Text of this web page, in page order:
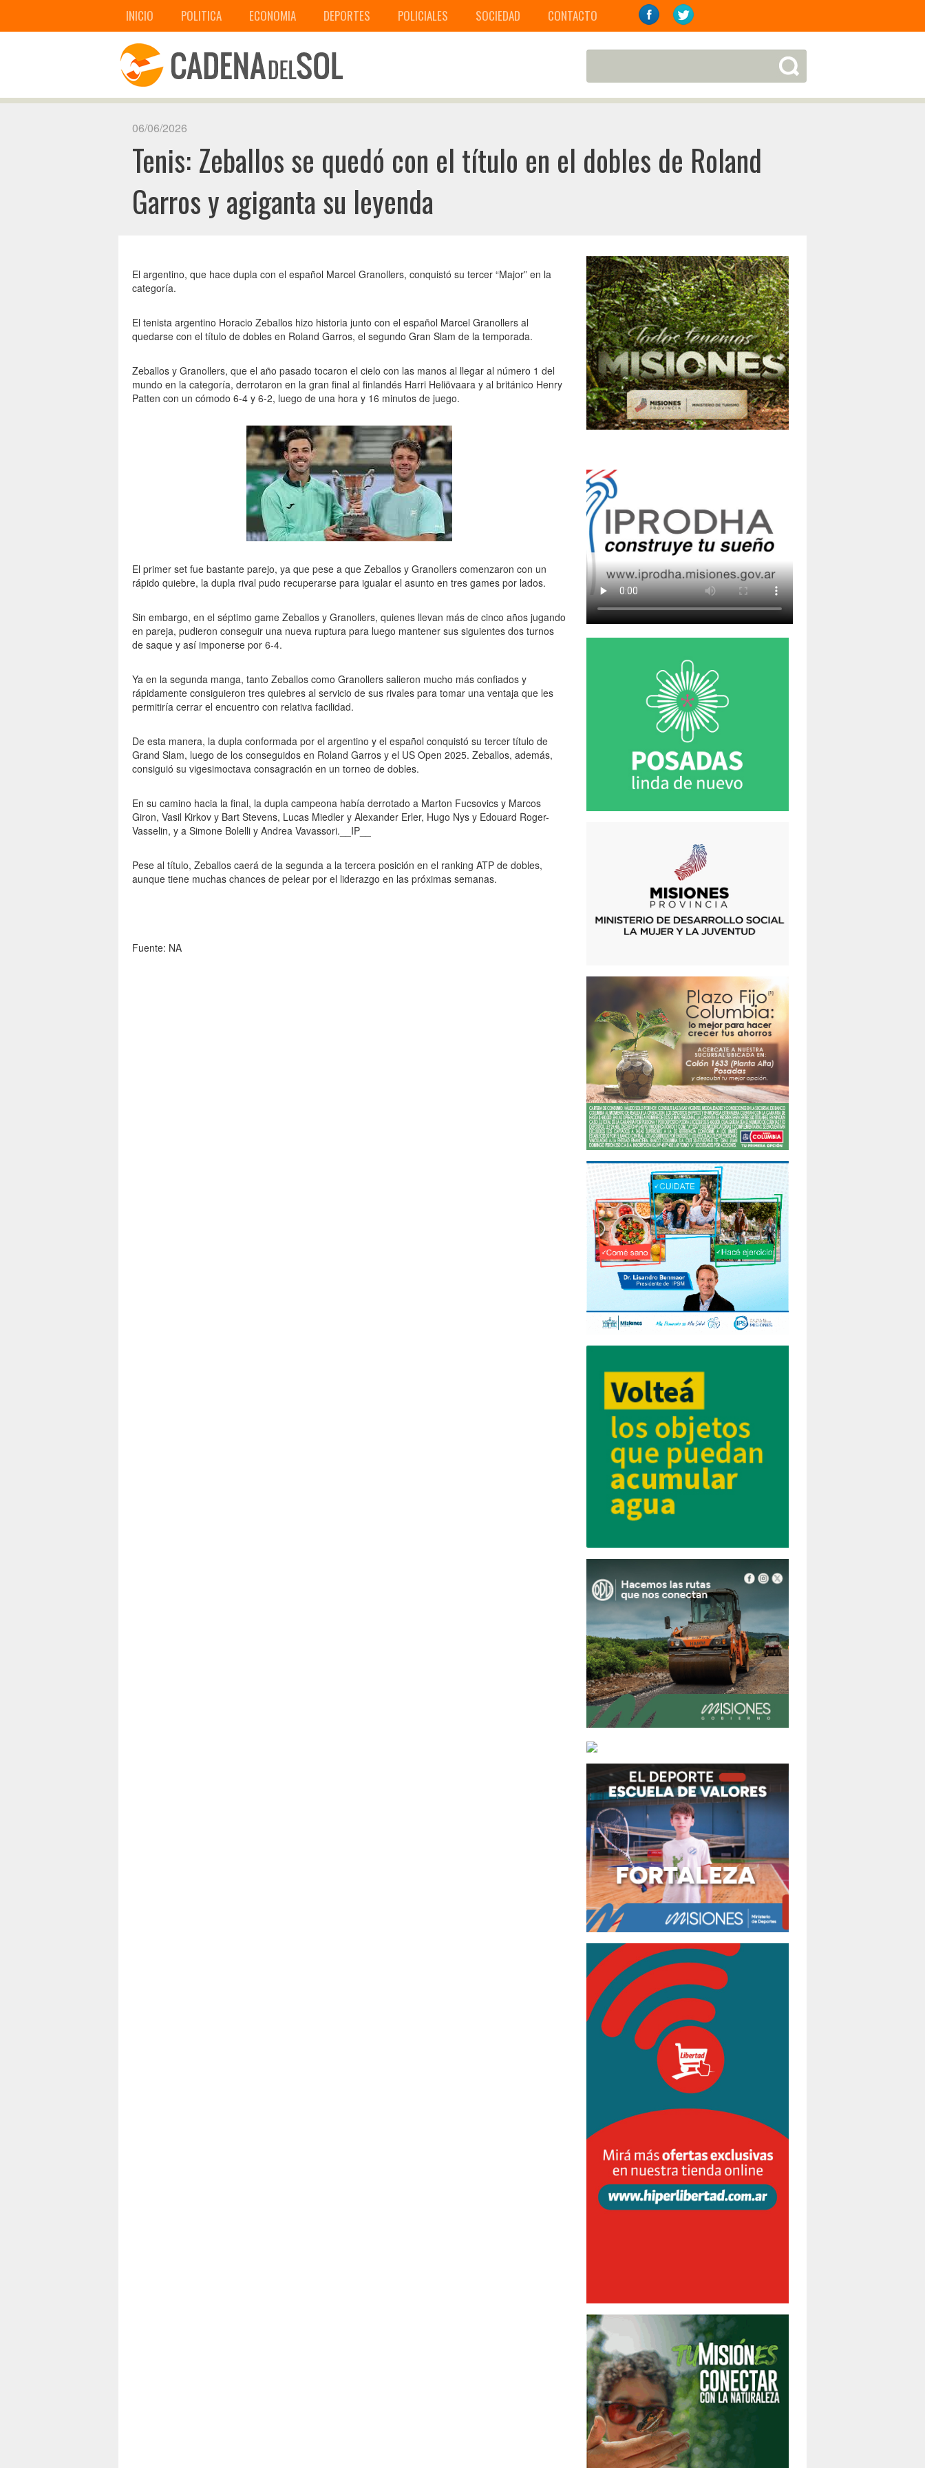
INICIO POLITICA ECONOMIA DEPORTES POLICIALES SOCIEDAD CONTACTO
06/06/2026
Tenis: Zeballos se quedó con el título en el dobles de Roland
Garros y agiganta su leyenda
El argentino, que hace dupla con el español Marcel Granollers, conquistó su tercer “Major” en la
categoría.
El tenista argentino Horacio Zeballos hizo historia junto con el español Marcel Granollers al
quedarse con el título de dobles en Roland Garros, el segundo Gran Slam de la temporada.
Zeballos y Granollers, que el año pasado tocaron el cielo con las manos al llegar al número 1 del
mundo en la categoría, derrotaron en la gran final al finlandés Harri Heliövaara y al británico Henry
Patten con un cómodo 6-4 y 6-2, luego de una hora y 16 minutos de juego.
El primer set fue bastante parejo, ya que pese a que Zeballos y Granollers comenzaron con un
rápido quiebre, la dupla rival pudo recuperarse para igualar el asunto en tres games por lados.
Sin embargo, en el séptimo game Zeballos y Granollers, quienes llevan más de cinco años jugando
en pareja, pudieron conseguir una nueva ruptura para luego mantener sus siguientes dos turnos
de saque y así imponerse por 6-4.
Ya en la segunda manga, tanto Zeballos como Granollers salieron mucho más confiados y
rápidamente consiguieron tres quiebres al servicio de sus rivales para tomar una ventaja que les
permitiría cerrar el encuentro con relativa facilidad.
De esta manera, la dupla conformada por el argentino y el español conquistó su tercer título de
Grand Slam, luego de los conseguidos en Roland Garros y el US Open 2025. Zeballos, además,
consiguió su vigesimoctava consagración en un torneo de dobles.
En su camino hacia la final, la dupla campeona había derrotado a Marton Fucsovics y Marcos
Giron, Vasil Kirkov y Bart Stevens, Lucas Miedler y Alexander Erler, Hugo Nys y Edouard Roger-
Vasselin, y a Simone Bolelli y Andrea Vavassori.__IP__
Pese al título, Zeballos caerá de la segunda a la tercera posición en el ranking ATP de dobles,
aunque tiene muchas chances de pelear por el liderazgo en las próximas semanas.
Fuente: NA